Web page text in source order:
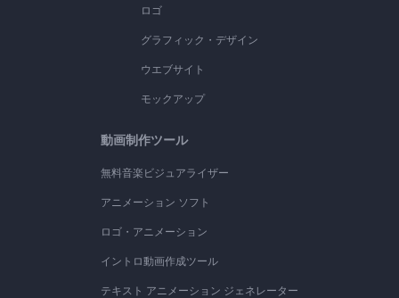
ロゴ
グラフィック・デザイン
ウエブサイト
モックアップ
動画制作ツール
無料音楽ビジュアライザー
アニメーション ソフト
ロゴ・アニメーション
イントロ動画作成ツール
テキスト アニメーション ジェネレーター